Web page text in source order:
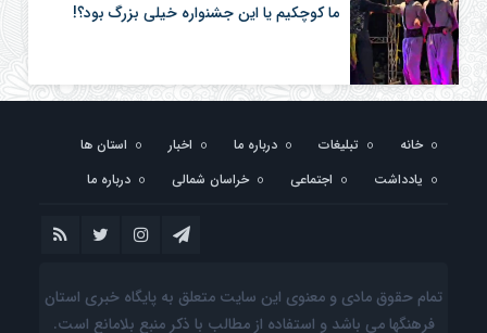
رمز عبور
ما کوچکیم یا این جشنواره خیلی بزرگ بود؟!
خانه تبلیغات درباره ما اخبار
استان ها
یادداشت
اجتماعی خراسان شمالی درباره ما
تمام حقوق مادی و معنوی این سایت متعلق به پایگاه خبری استان
فرهنگها می باشد و استفاده از مطالب با ذکر منبع بلامانع است.